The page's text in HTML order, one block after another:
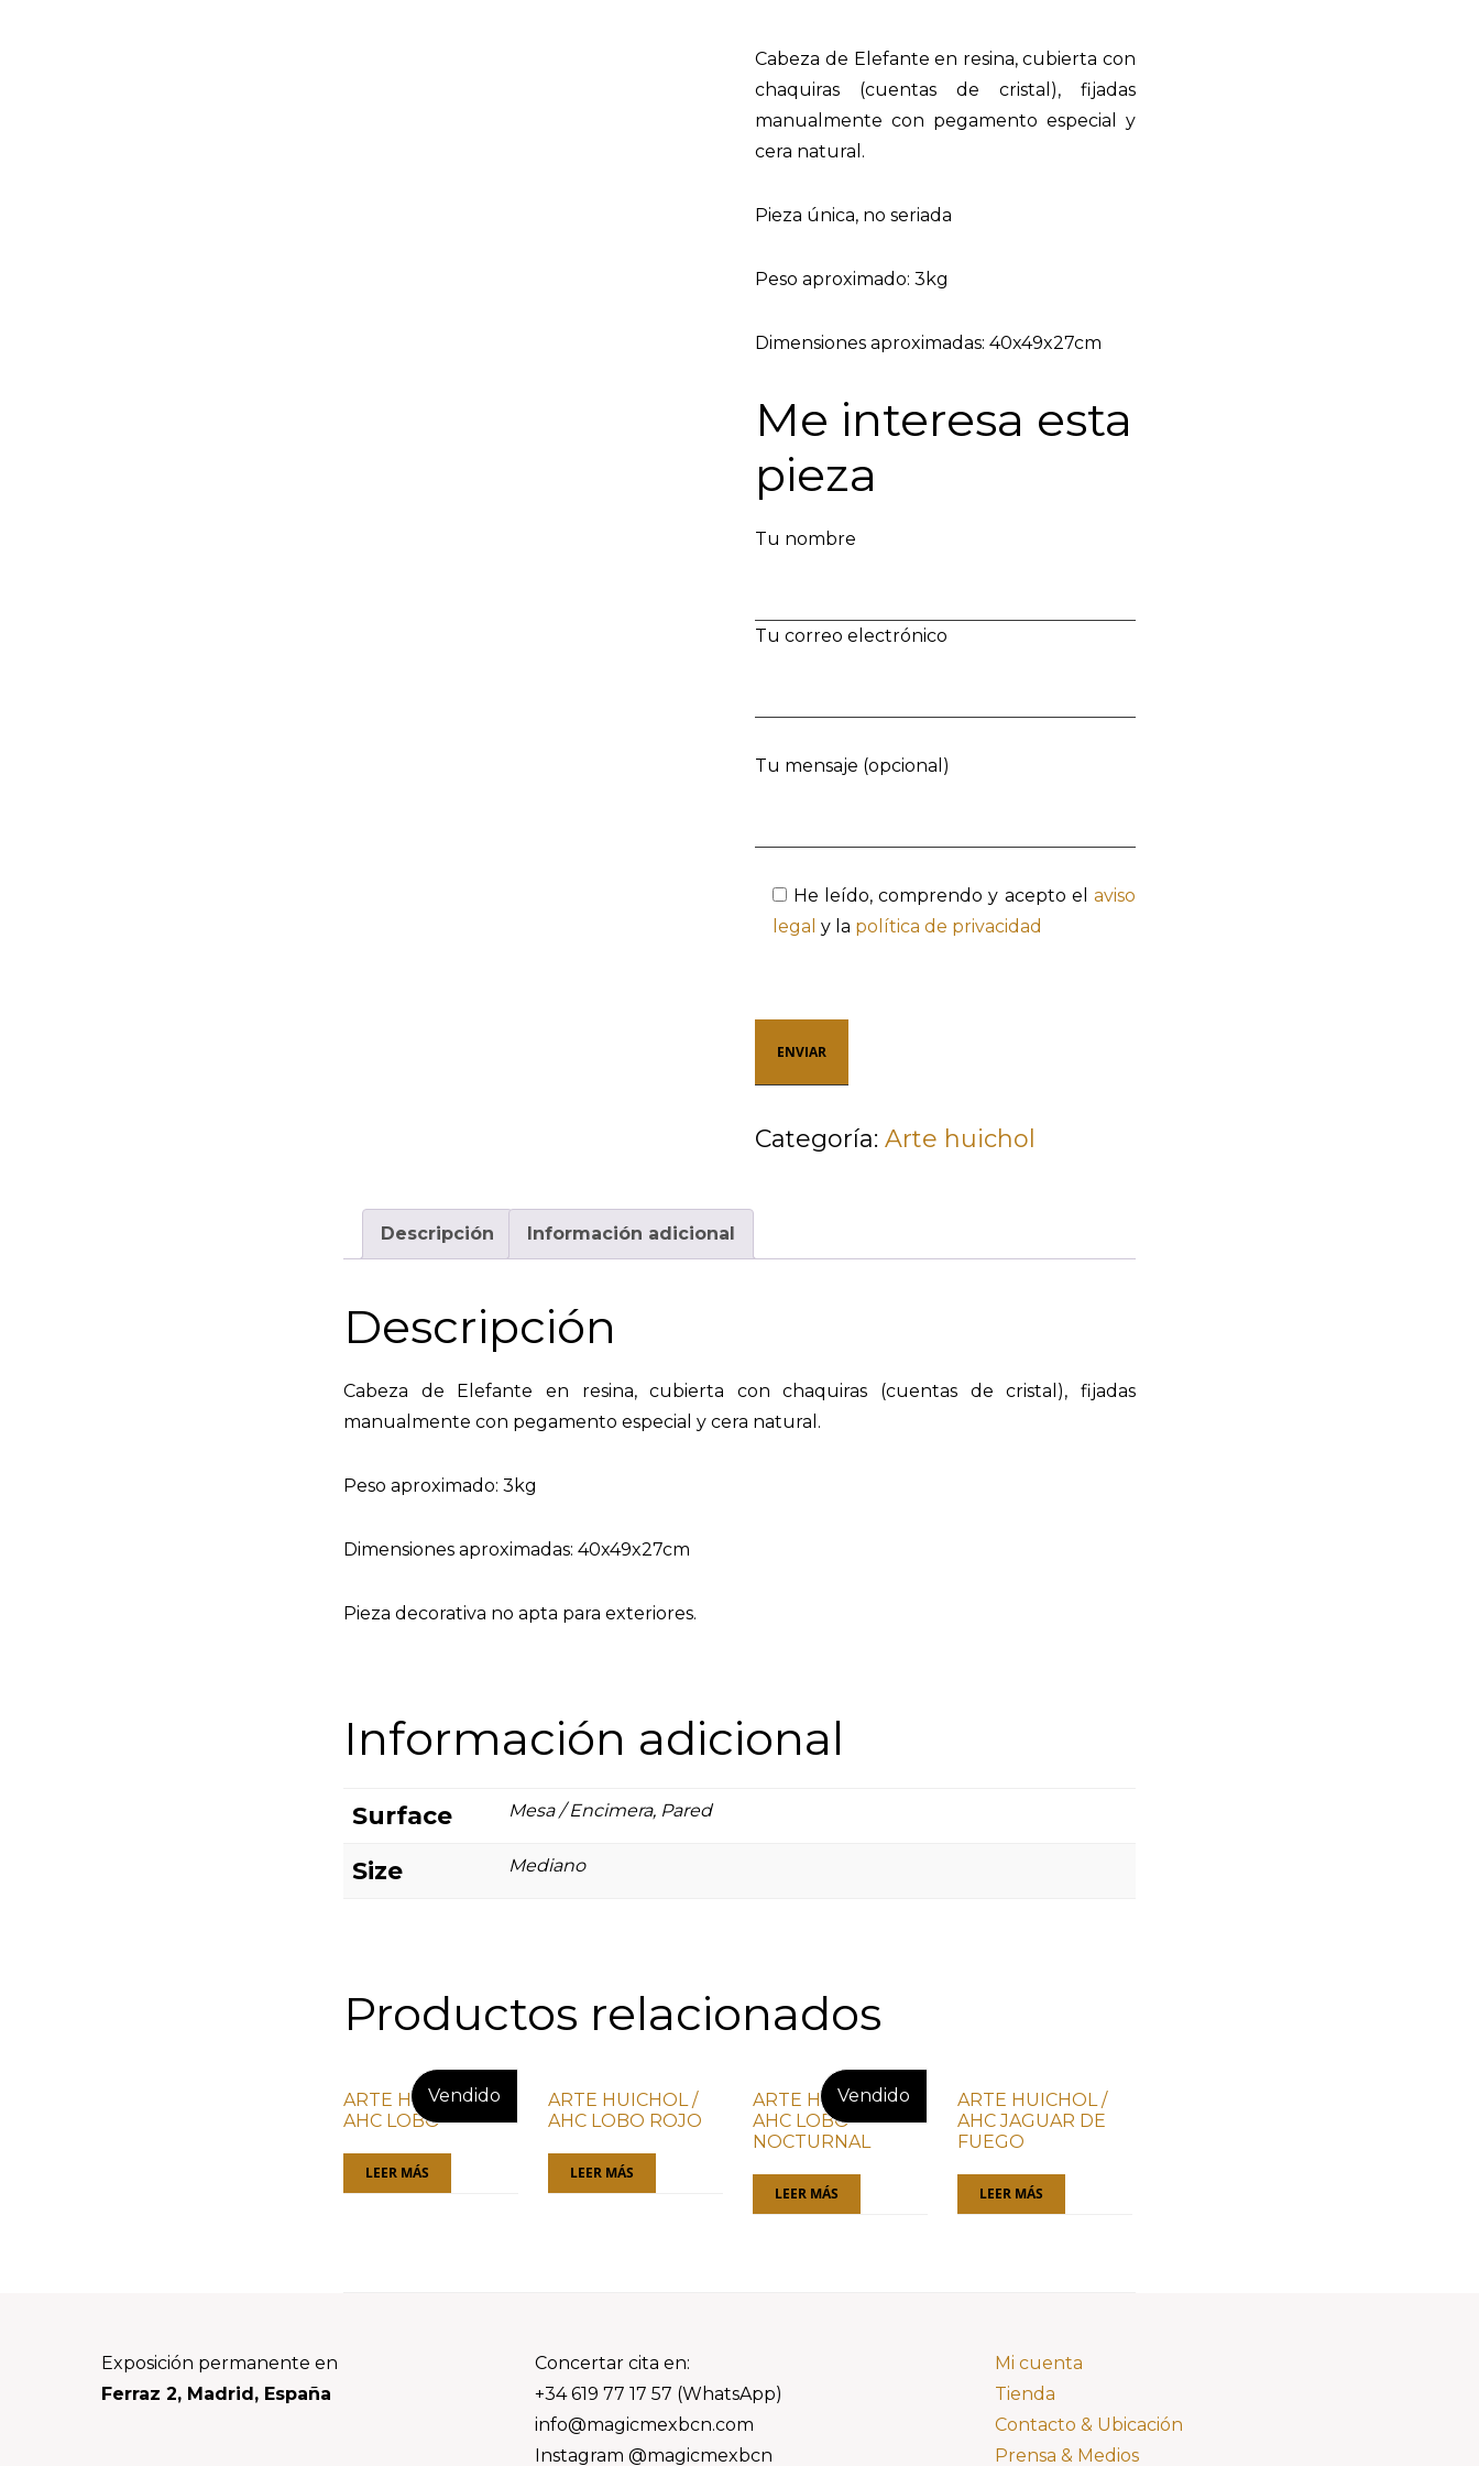
Cabeza de Elefante en resina, cubierta con
chaquiras (cuentas de cristal), fijadas
manualmente con pegamento especial y
cera natural.
Pieza única, no seriada
Peso aproximado: 3kg
Dimensiones aproximadas: 40x49x27cm
Me interesa esta
pieza
Tu nombre
Tu correo electrónico
Tu mensaje (opcional)
He leído, comprendo y acepto elaviso
legal y la política de privacidad
Categoría:Arte huichol
Descripción Información adicional
Descripción
Cabeza de Elefante en resina, cubierta con chaquiras (cuentas de cristal), fijadas
manualmente con pegamento especial y cera natural.
Peso aproximado: 3kg
Dimensiones aproximadas: 40x49x27cm
Pieza decorativa no apta para exteriores.
Información adicional
Surface Mesa / Encimera, Pared
Size Mediano
Productos relacionados
ARTE HUICHOL /
AHC LOBO
LEER MÁS
ARTE HUICHOL /
AHC LOBO ROJO
LEER MÁS
ARTE HUICHOL /
AHC LOBO
NOCTURNAL
LEER MÁS
ARTE HUICHOL /
AHC JAGUAR DE
FUEGO
LEER MÁS
Footer
Exposición permanente en
Ferraz 2, Madrid, España
Concertar cita en:
+34 619 77 17 57 (WhatsApp)
info@magicmexbcn.com
Instagram @magicmexbcn
Mi cuenta
Tienda
Contacto & Ubicación
Prensa & Medios